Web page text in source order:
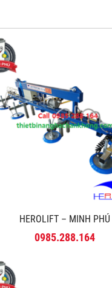
HEROLIFT – MINH PHÚ
0985.288.164